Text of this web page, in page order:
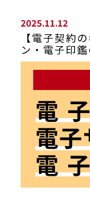
2025.11.12
【電子契約
ン・電子印